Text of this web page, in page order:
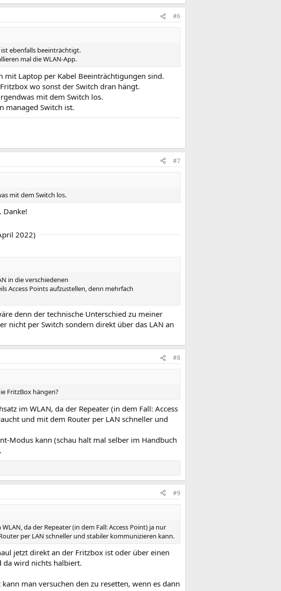
#6
ebenfalls beeinträchtigt.
mal die WLAN-App.
Laptop per Kabel Beeinträchtigungen sind.
wo sonst der Switch dran hängt.
mit dem Switch los.
managed Switch ist.
#7
mit dem Switch los.
Danke!
2022)
in die verschiedenen
Access Points aufzustellen, denn mehrfach
denn der technische Unterschied zu meiner
nicht per Switch sondern direkt über das LAN an
#8
FritzBox hängen?
im WLAN, da der Repeater (in dem Fall: Access
und mit dem Router per LAN schneller und
Modus kann (schau halt mal selber im Handbuch
#9
da der Repeater (in dem Fall: Access Point) ja nur
per LAN schneller und stabiler kommunizieren kann.
jetzt direkt an der Fritzbox ist oder über einen
da wird nichts halbiert.
man versuchen den zu resetten, wenn es dann